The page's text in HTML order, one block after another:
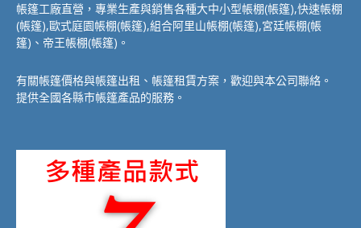
帳篷工廠直營，專業生產與銷售各種大中小型帳棚(帳篷),快速帳棚
(帳篷),歐式庭園帳棚(帳篷),組合阿里山帳棚(帳篷),宮廷帳棚(帳
篷)、帝王帳棚(帳篷)。
有關帳篷價格與帳篷出租、帳篷租賃方案，歡迎與本公司聯絡。
提供全國各縣市帳篷產品的服務。